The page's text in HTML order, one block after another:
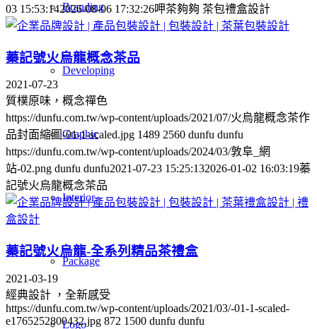
Branding
Developing
Graphic
Interior
Package
Logo
03 15:53:142026-08-06 17:32:26呷茶夠夠 茶包禮盒設計
蓁記號火烏龍概念茶品
2021-07-23
質樸原味，概念禪色
https://dunfu.com.tw/wp-content/uploads/2021/07/火烏龍概念茶作
品封面縮圖-01-1-scaled.jpg 1489 2560 dunfu dunfu
https://dunfu.com.tw/wp-content/uploads/2024/03/敦阜_網
站-02.png dunfu dunfu2021-07-23 15:25:132026-01-02 16:03:19蓁
記號火烏龍概念茶品
蓁記號火烏龍-全系列精品茶禮盒
2021-03-19
經典設計 ，全新感受
https://dunfu.com.tw/wp-content/uploads/2021/03/-01-1-scaled-
e1765252800432.jpg 872 1500 dunfu dunfu